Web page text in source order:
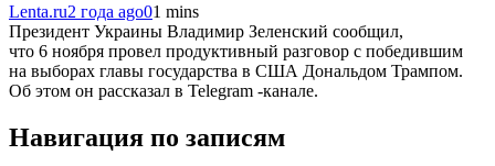
Lenta.ru2 года ago01 mins
Президент Украины Владимир Зеленский сообщил,
что 6 ноября провел продуктивный разговор с победившим
на выборах главы государства в США Дональдом Трампом.
Об этом он рассказал в Telegram -канале.
Навигация по записям